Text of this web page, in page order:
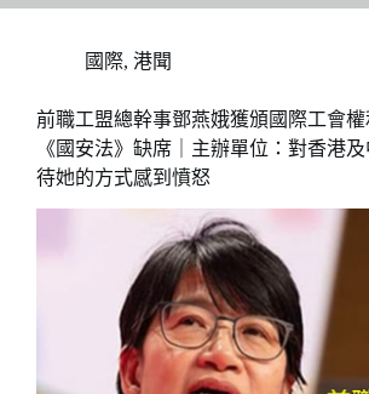
國際, 港聞
前職工盟總幹事鄧燕娥獲頒國際工會
《國安法》缺席｜主辦單位：對香港
待她的方式感到憤怒